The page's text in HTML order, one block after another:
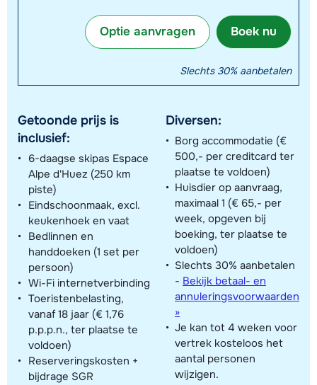
Boek nu
Optie aanvragen
Slechts 30% aanbetalen
Getoonde prijs is
inclusief:
6-daagse skipas Espace
Alpe d'Huez (250 km
piste)
Eindschoonmaak, excl.
keukenhoek en vaat
Bedlinnen en
handdoeken (1 set per
persoon)
Wi-Fi internetverbinding
Toeristenbelasting,
vanaf 18 jaar (€ 1,76
p.p.p.n., ter plaatse te
voldoen)
Reserveringskosten +
bijdrage SGR
Diversen:
Borg accommodatie (€
500,- per creditcard ter
plaatse te voldoen)
Huisdier op aanvraag,
maximaal 1 (€ 65,- per
week, opgeven bij
boeking, ter plaatse te
voldoen)
Slechts 30% aanbetalen
- Bekijk betaal- en
annuleringsvoorwaarden
»
Je kan tot 4 weken voor
vertrek kosteloos het
aantal personen
wijzigen.